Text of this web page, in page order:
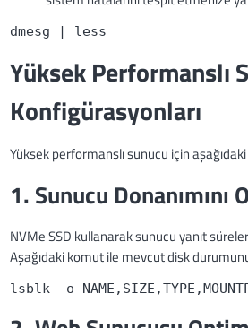
dmesg | less
Yüksek Performanslı
Konfigürasyonları
Yüksek performanslı sunucu için
1. Sunucu
NVMe SSD kullanarak sunucu yanıt
Aşağıdaki komut ile mevcut disk
lsblk -o